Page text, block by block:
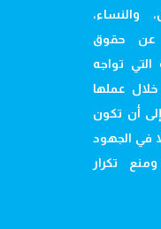
والنساء،
عن حقوق
تواجه
عملها
أن تكون
في الجهود
تكرار